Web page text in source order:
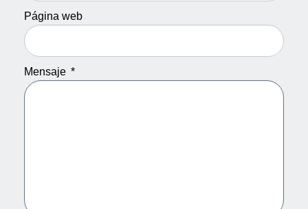
Página web
Mensaje